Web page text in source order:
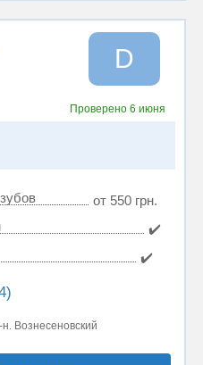
D
Проверено6 июня
от 550 грн.
✔️
✔️
Вознесеновский